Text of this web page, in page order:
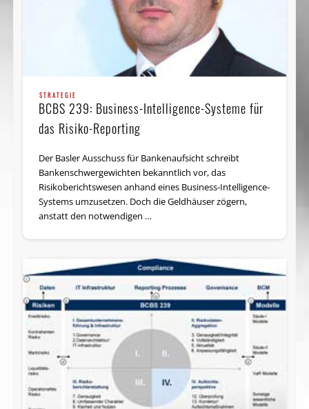
STRATEGIE
BCBS 239: Business-Intelligence-Systeme für
das Risiko-Reporting
Der Basler Ausschuss für Banken­aufsicht schreibt
Banken­schwer­gewichten bekanntlich vor, das
Risikoberichtswesen anhand eines Business-Intelligence-
Systems umzusetzen. Doch die Geldhäuser zögern,
anstatt den notwendigen …